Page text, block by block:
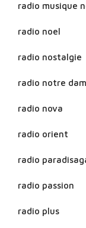
radio musique
radio noel
radio nostalgie
radio notre
radio nova
radio orient
radio
radio passion
radio plus